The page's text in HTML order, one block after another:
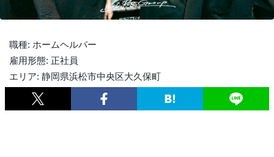
職種: ホームヘルパー
雇用形態: 正社員
エリア: 静岡県浜松市中央区大久保町